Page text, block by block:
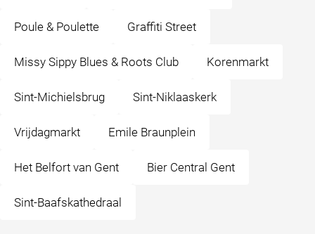
Poule & Poulette Graffiti Street
Missy Sippy Blues & Roots Club Korenmarkt
Sint-Michielsbrug Sint-Niklaaskerk
Vrijdagmarkt Emile Braunplein
Het Belfort van Gent Bier Central Gent
Sint-Baafskathedraal